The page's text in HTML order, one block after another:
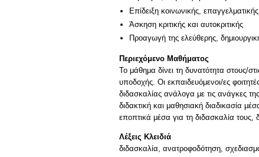
Επίδειξη κοινωνικής,
Άσκηση κριτικής και αυτοκριτικής
Προαγωγή της ελεύθερης,
Περιεχόμενο Μαθήματος
Το μάθημα δίνει τη δυνατότητα στους/
υποδοχής. Οι εκπαιδευόμενοι/ες
διδασκαλίας ανάλογα με τις ανάγκες
διδακτική και μαθησιακή διαδικασία
Λέξεις Κλειδιά
διδασκαλία, ανατροφοδότηση,